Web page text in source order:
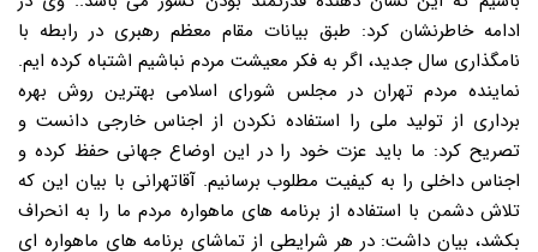
ادامه خاطرنشان کرد: طبق بیانات مقام معظم رهبری در رابطه با
نامگذاری سال جدید، اگر به فکر معیشت مردم نباشیم اشتباه کرده ایم.
نماینده مردم تهران در مجلس شورای اسلامی بهترین روش بهره
برداری از تولید ملی را استفاده نکردن از اجناس خارجی دانست و
تصریح کرد: ما باید عزت خود را در این اوضاع جهانی حفظ کرده و
اجناس داخلی را به کیفیت مطلوب برسانیم. آقاتهرانی با بیان این که
تلاش دشمن با استفاده از برنامه های ماهواره مردم ما را به انحراف
بکشد، بیان داشت: در هر شرایطی از تماشای برنامه های ماهواره ای